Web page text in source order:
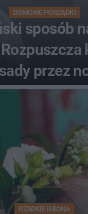
DOMOWE PORZĄDKI
sposób
przez
RZADKIE IMIONA